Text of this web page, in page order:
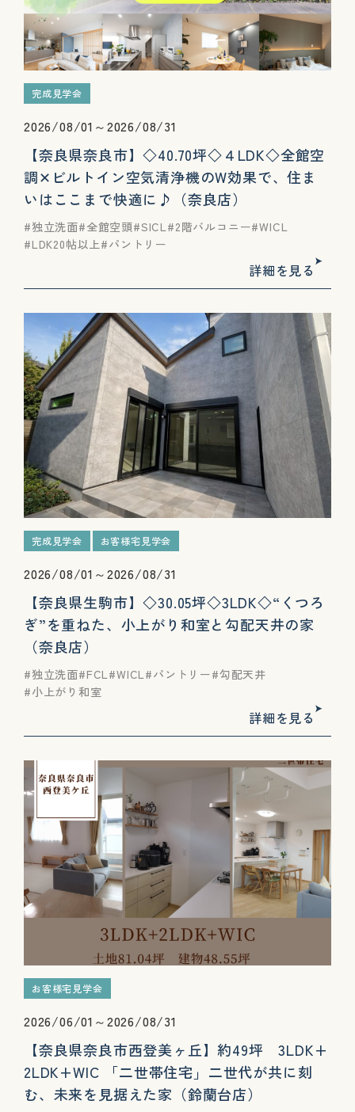
完成見学会
2026/08/01～2026/08/31
【奈良県奈良市】◇40.70坪◇４LDK◇全館空
調✕ビルトイン空気清浄機のW効果で、住ま
いはここまで快適に♪（奈良店）
独立洗面 全館空頭 SICL 2階バルコニー WICL
LDK20帖以上
パントリー
詳細を見る
完成見学会 お客様宅見学会
2026/08/01～2026/08/31
【奈良県生駒市】◇30.05坪◇3LDK◇“くつろ
ぎ”を重ねた、小上がり和室と勾配天井の家
（奈良店）
独立洗面 FCL WICL パントリー 勾配天井
小上がり和室
詳細を見る
お客様宅見学会
2026/06/01～2026/08/31
【奈良県奈良市西登美ヶ丘】約49坪 3LDK+
2LDK+WIC 「二世帯住宅」二世代が共に刻
む、未来を見据えた家（鈴蘭台店）